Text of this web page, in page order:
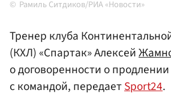
Рамиль Ситдиков/РИА «Новости»
Тренер клуба
(КХЛ) «Спартак» Алексей
о договоренности о
с командой, передаетSport24.